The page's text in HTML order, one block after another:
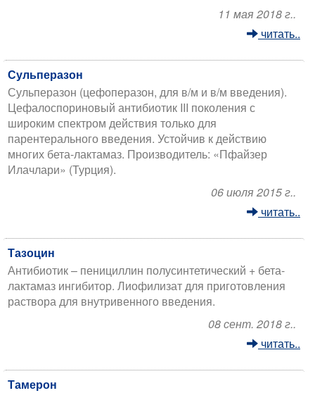
11 мая 2018 г..
читать..
Сульперазон
Сульперазон (цефоперазон, для в/м и в/м введения).
Цефалоспориновый антибиотик III поколения с
широким спектром действия только для
парентерального введения. Устойчив к действию
многих бета-лактамаз. Производитель: «Пфайзер
Илачлари» (Турция).
06 июля 2015 г..
читать..
Тазоцин
Антибиотик – пенициллин полусинтетический + бета-
лактамаз ингибитор. Лиофилизат для приготовления
раствора для внутривенного введения.
08 сент. 2018 г..
читать..
Тамерон